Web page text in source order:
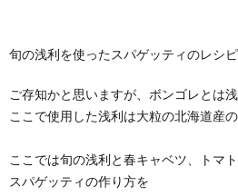
旬の浅利を使ったスパゲッティのレシ
ご存知かと思いますが、ボンゴレとは浅
ここで使用した浅利は大粒の北海道産の
ここでは旬の浅利と春キャベツ、トマ
スパゲッティの作り方を